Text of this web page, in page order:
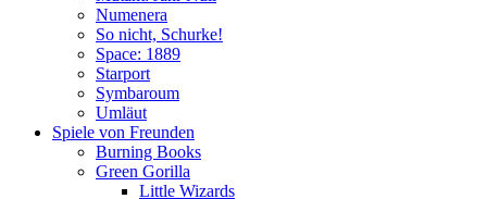
Numenera
So nicht, Schurke!
Space: 1889
Starport
Symbaroum
Umläut
Spiele von Freunden
Burning Books
Green Gorilla
Little Wizards